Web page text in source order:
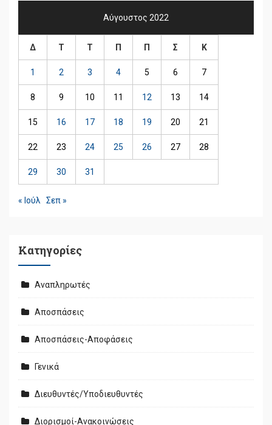
Αύγουστος 2022
Δ Τ Τ Π Π Σ Κ
1 2 3 4 5 6 7
8 9 10 11 12 13 14
15 16 17 18 19 20 21
22 23 24 25 26 27 28
29 30 31
« Ιούλ Σεπ »
Kατηγορίες
Αναπληρωτές
Αποσπάσεις
Αποσπάσεις-Αποφάσεις
Γενικά
Διευθυντές/Υποδιευθυντές
Διορισμοί-Ανακοινώσεις